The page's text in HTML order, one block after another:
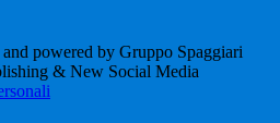
powered by Gruppo Spaggiari
& New Social Media